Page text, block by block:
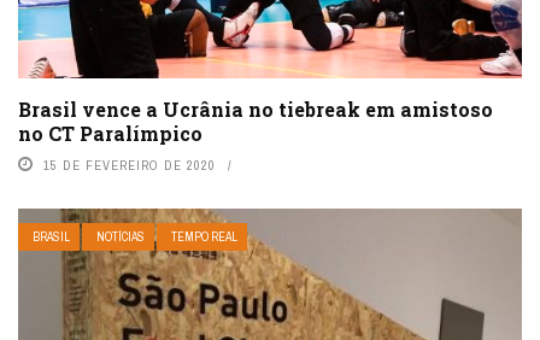
Brasil vence a Ucrânia no tiebreak em amistoso
no CT Paralímpico
15 DE FEVEREIRO DE 2020
BRASIL NOTÍCIAS TEMPO REAL